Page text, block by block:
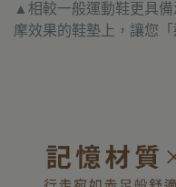
▲相較一般運動鞋更具
摩效果的鞋墊上，讓您「